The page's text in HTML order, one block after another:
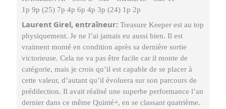
1p 9p (25) 7p 4p 6p 4p 3p (24) 1p 2p
Laurent Girel, entraîneur: Treasure Keeper est au top
physiquement. Je ne l’ai jamais eu aussi bien. Il est
vraiment monté en condition après sa dernière sortie
victorieuse. Cela ne va pas être facile car il monte de
catégorie, mais je crois qu’il est capable de se placer à
cette valeur, d’autant qu’il évoluera sur son parcours de
prédilection. Il avait réalisé une superbe performance l’an
dernier dans ce même Quinté+, en se classant quatrième.